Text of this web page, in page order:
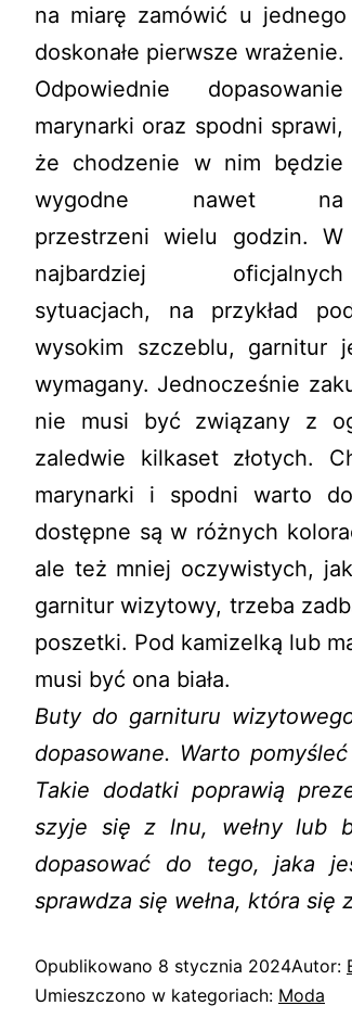
na miarę zamówić u
doskonałe pierwsze wrażenie.
Odpowiednie dopasowanie
marynarki oraz spodni sprawi,
że chodzenie w nim będzie
wygodne nawet na
przestrzeni wielu godzin. W
najbardziej oficjalnych
sytuacjach, na przykład
wysokim szczeblu, garnitur
wymagany. Jednocześnie
nie musi być związany z
zaledwie kilkaset złotych.
marynarki i spodni warto
dostępne są w różnych
ale też mniej oczywistych,
garnitur wizytowy, trzeba
poszetki. Pod kamizelką lub
musi być ona biała.
Buty do garnituru
dopasowane. Warto
Takie dodatki poprawią
szyje się z lnu, wełny lub
dopasować do tego, jaka
sprawdza się wełna, która się
Opublikowano 8 stycznia 2024Autor:
Umieszczono w kategoriach: Moda